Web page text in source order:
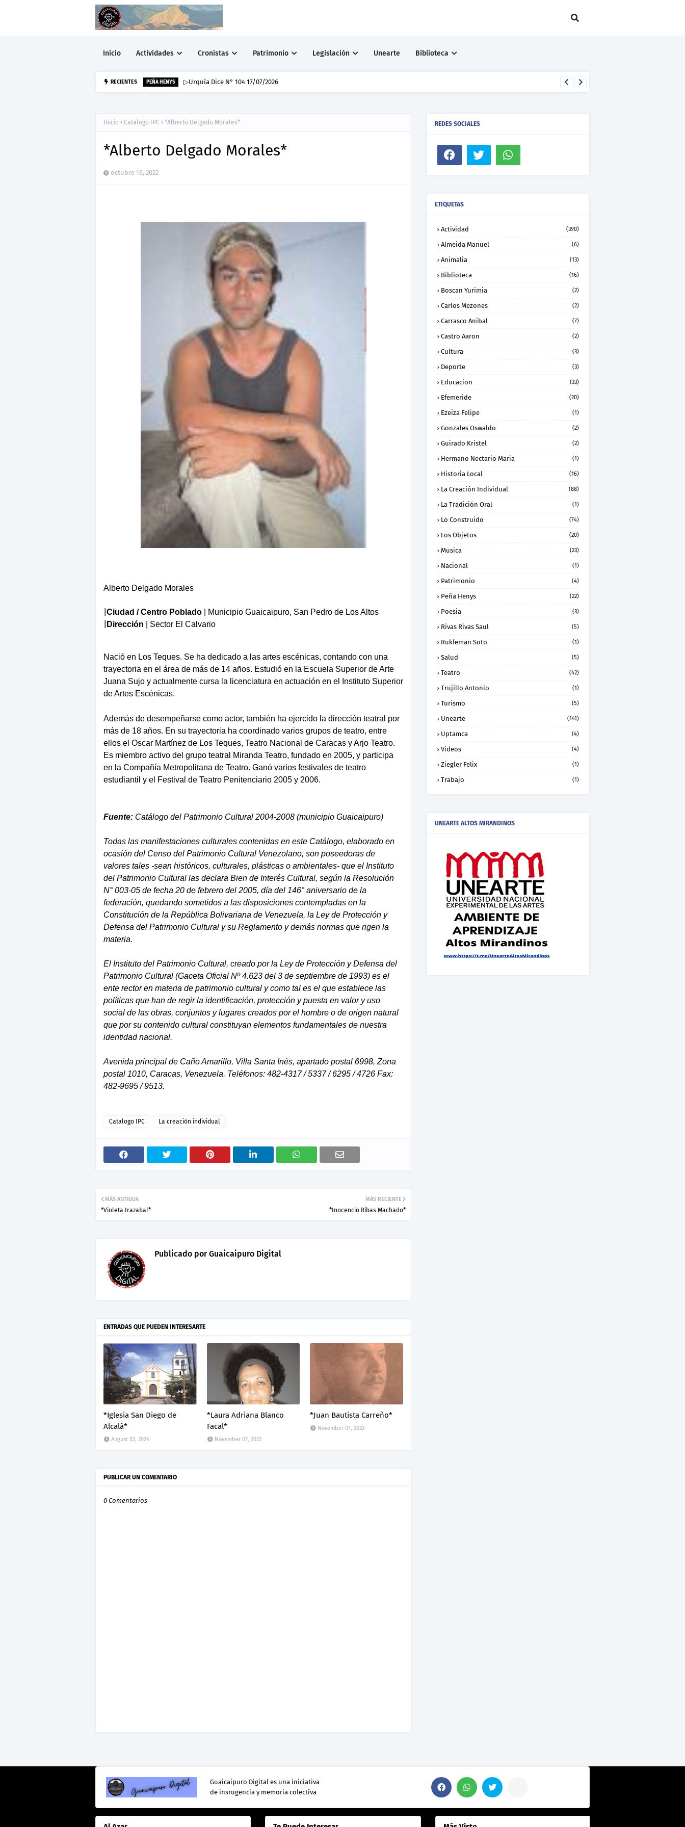
Inicio Actividades Cronistas Patrimonio Legislación Unearte Biblioteca
RECIENTES PEÑA HENYS ▷Urquía Dice N° 104 17/07/2026
Inicio Catalogo IPC *Alberto Delgado Morales*
*Alberto Delgado Morales*
octubre 16, 2022
Alberto Delgado Morales
Ciudad / Centro Poblado | Municipio Guaicaipuro, San Pedro de Los Altos
Dirección | Sector El Calvario
Nació en Los Teques. Se ha dedicado a las artes escénicas, contando con una
trayectoria en el área de más de 14 años. Estudió en la Escuela Superior de Arte
Juana Sujo y actualmente cursa la licenciatura en actuación en el Instituto Superior
de Artes Escénicas.
Además de desempeñarse como actor, también ha ejercido la dirección teatral por
más de 18 años. En su trayectoria ha coordinado varios grupos de teatro, entre
ellos el Oscar Martínez de Los Teques, Teatro Nacional de Caracas y Arjo Teatro.
Es miembro activo del grupo teatral Miranda Teatro, fundado en 2005, y participa
en la Compañía Metropolitana de Teatro. Ganó varios festivales de teatro
estudiantil y el Festival de Teatro Penitenciario 2005 y 2006.
Fuente: Catálogo del Patrimonio Cultural 2004-2008 (municipio Guaicaipuro)
Todas las manifestaciones culturales contenidas en este Catálogo, elaborado en
ocasión del Censo del Patrimonio Cultural Venezolano, son poseedoras de
valores tales -sean históricos, culturales, plásticas o ambientales- que el Instituto
del Patrimonio Cultural las declara Bien de Interés Cultural, según la Resolución
N° 003-05 de fecha 20 de febrero del 2005, día del 146° aniversario de la
federación, quedando sometidos a las disposiciones contempladas en la
Constitución de la República Bolivariana de Venezuela, la Ley de Protección y
Defensa del Patrimonio Cultural y su Reglamento y demás normas que rigen la
materia.
El Instituto del Patrimonio Cultural, creado por la Ley de Protección y Defensa del
Patrimonio Cultural (Gaceta Oficial Nº 4.623 del 3 de septiembre de 1993) es el
ente rector en materia de patrimonio cultural y como tal es el que establece las
políticas que han de regir la identificación, protección y puesta en valor y uso
social de las obras, conjuntos y lugares creados por el hombre o de origen natural
que por su contenido cultural constituyan elementos fundamentales de nuestra
identidad nacional.
Avenida principal de Caño Amarillo, Villa Santa Inés, apartado postal 6998, Zona
postal 1010, Caracas, Venezuela. Teléfonos: 482-4317 / 5337 / 6295 / 4726 Fax:
482-9695 / 9513.
Catalogo IPC La creación individual
MÁS RECIENTE
*Inocencio Ribas Machado*
MÁS ANTIGUA
*Violeta Irazabal*
Publicado porGuaicaipuro Digital
ENTRADAS QUE PUEDEN INTERESARTE
*Iglesia San Diego de
Alcalá*
August 02, 2024
*Laura Adriana Blanco
Facal*
November 07, 2022
*Juan Bautista Carreño*
November 07, 2022
PUBLICAR UN COMENTARIO
0 Comentarios
REDES SOCIALES
ETIQUETAS
Actividad (390)
Almeida Manuel (6)
Animalia (13)
Biblioteca (16)
Boscan Yurimia (2)
Carlos Mezones (2)
Carrasco Anibal (7)
Castro Aaron (2)
Cultura (3)
Deporte (3)
Educacion (33)
Efemeride (20)
Ezeiza Felipe (1)
Gonzales Oswaldo (2)
Guirado Kristel (2)
Hermano Nectario Maria (1)
Historia Local (16)
La Creación Individual (88)
La Tradición Oral (1)
Lo Construido (74)
Los Objetos (20)
Musica (23)
Nacional (1)
Patrimonio (4)
Peña Henys (22)
Poesia (3)
Rivas Rivas Saul (5)
Rukleman Soto (1)
Salud (5)
Teatro (42)
Trujillo Antonio (1)
Turismo (5)
Unearte (141)
Uptamca (4)
Videos (4)
Ziegler Felix (1)
Trabajo (1)
UNEARTE ALTOS MIRANDINOS
Guaicaipuro Digital es una iniciativa
de insrugencia y memoria colectiva